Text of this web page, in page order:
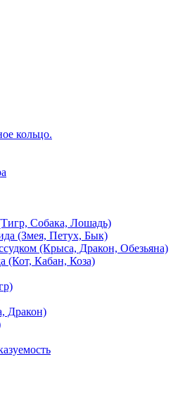
кольцо.
Собака, Лошадь)
(Змея, Петух, Бык)
(Крыса, Дракон, Обезьяна)
(Кот, Кабан, Коза)
Дракон)